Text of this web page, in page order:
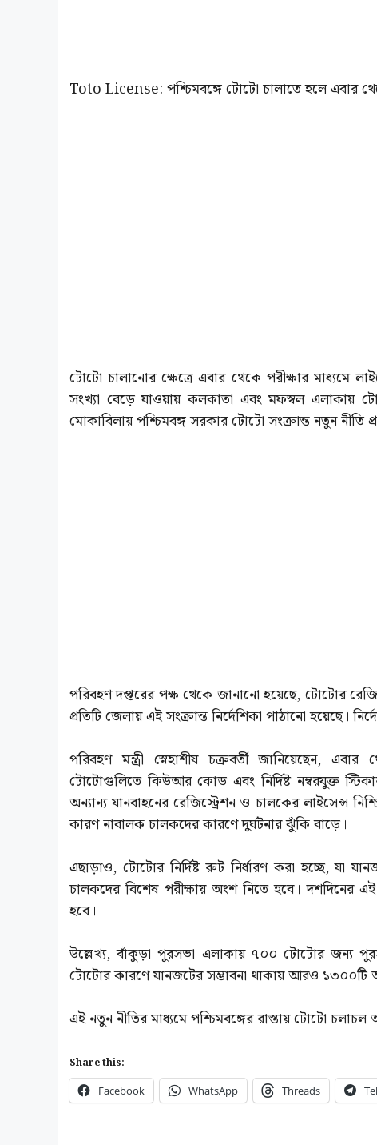
Toto License: পশ্চিমবঙ্গে টোটো চালাতে হলে এবার
টোটো চালানোর ক্ষেত্রে এবার থেকে পরীক্ষার মাধ্যমে
সংখ্যা বেড়ে যাওয়ায় কলকাতা এবং মফস্বল এলাকায়
মোকাবিলায় পশ্চিমবঙ্গ সরকার টোটো সংক্রান্ত নতুন নীতি
পরিবহণ দপ্তরের পক্ষ থেকে জানানো হয়েছে, টোটোর
প্রতিটি জেলায় এই সংক্রান্ত নির্দেশিকা পাঠানো হয়েছে।
পরিবহণ মন্ত্রী স্নেহাশীষ চক্রবর্তী জানিয়েছেন,
টোটোগুলিতে কিউআর কোড এবং নির্দিষ্ট নম্বরযুক্ত
অন্যান্য যানবাহনের রেজিস্ট্রেশন ও চালকের লাইসেন্স
কারণ নাবালক চালকদের কারণে দুর্ঘটনার ঝুঁকি বাড়ে।
এছাড়াও, টোটোর নির্দিষ্ট রুট নির্ধারণ করা হচ্ছে, যা
চালকদের বিশেষ পরীক্ষায় অংশ নিতে হবে। দশদিনের
হবে।
উল্লেখ্য, বাঁকুড়া পুরসভা এলাকায় ৭০০ টোটোর জন্য
টোটোর কারণে যানজটের সম্ভাবনা থাকায় আরও ১৩০০টি
এই নতুন নীতির মাধ্যমে পশ্চিমবঙ্গের রাস্তায় টোটো
Share this:
Facebook WhatsApp Threads